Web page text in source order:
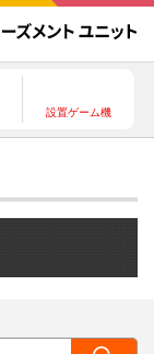
設置ゲーム機